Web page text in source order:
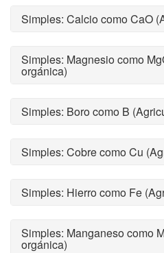
Simples: Calcio como CaO
Simples: Magnesio como
orgánica)
Simples: Boro como B
Simples: Cobre como Cu
Simples: Hierro como Fe
Simples: Manganeso como
orgánica)